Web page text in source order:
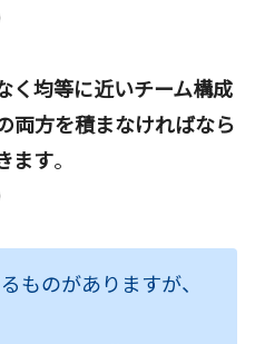
く均等に近いチーム構成
両方を積まなければなら
ます。
ものがありますが、